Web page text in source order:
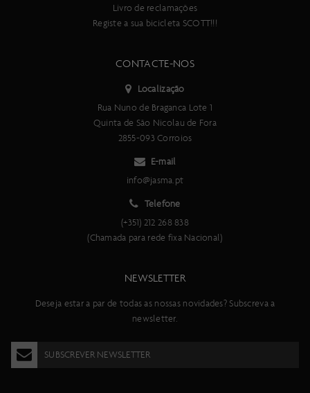
Livro de reclamações
Registe a sua bicicleta SCOTT!!!
CONTACTE-NOS
Localização
Rua Nuno de Braganca Lote 1
Quinta de São Nicolau de Fora
2855-093 Corroios
E-mail
info@jasma.pt
Telefone
(+351) 212 268 838
(Chamada para rede fixa Nacional)
NEWSLETTER
Deseja estar a par de todas as nossas novidades? Subscreva a
newsletter.
SUBSCREVER NEWSLETTER